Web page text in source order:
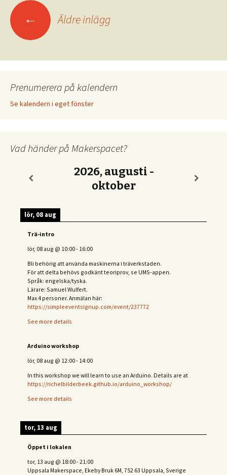
Inläggsnavigering
← Äldre inlägg
Prenumerera på kalendern
Se kalendern i eget fönster
Vad händer på Makerspacet?
2026, augusti -
oktober
lör, 08 aug
Trä-intro
lör, 08 aug @ 10:00- 16:00
Bli behörig att använda maskinerna i träverkstaden.
För att delta behövs godkänt teoriprov, se UMS-appen.
Språk: engelska/tyska.
Lärare: Samuel Wulfert.
Max 4 personer. Anmälan här:
https://simpleeventsignup.com/event/237772
See more details
Arduino workshop
lör, 08 aug @ 12:00- 14:00
In this workshop we will learn to use an Arduino. Details are at
https://richelbilderbeek.github.io/arduino_workshop/
See more details
tor, 13 aug
Öppet i lokalen
tor, 13 aug @ 18:00-21:00
Uppsala Makerspace, Ekeby Bruk 6M, 752 63 Uppsala, Sverige